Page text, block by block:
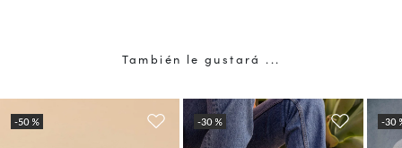
También le gustará ...